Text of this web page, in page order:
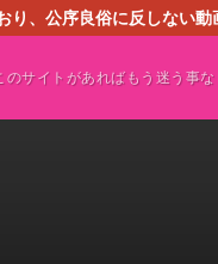
、公序良俗に反しない
サイトがあればもう迷う事な